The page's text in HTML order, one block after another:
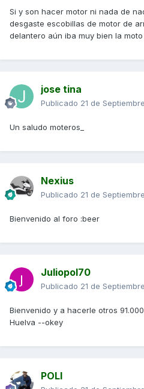
Si y son hacer motor ni nada de
desgaste escobillas de motor de
delantero aún iba muy bien la moto
jose tina
Publicado 21 de
Un saludo moteros_
Nexius
Publicado 21 de
Bienvenido al foro :beer
Juliopol70
Publicado 21 de
Bienvenido y a hacerle otros
Huelva --okey
POLI